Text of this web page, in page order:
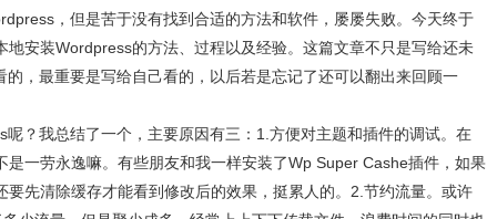
，但是苦于没有找到合适的方法和软件，屡屡失败。今天终于
地安装Wordpress的方法、过程以及经验。这篇文章不只是写给还未
，最重要是写给自己看的，以后若是忘记了还可以翻出来回顾一
？我总结了一个，主要原因有三：1.方便对主题和插件的调试。在
是一劳永逸嘛。有些朋友和我一样安装了Wp Super Cashe插件，如果
要先清除缓存才能看到修改后的效果，挺累人的。2.节约流量。或许